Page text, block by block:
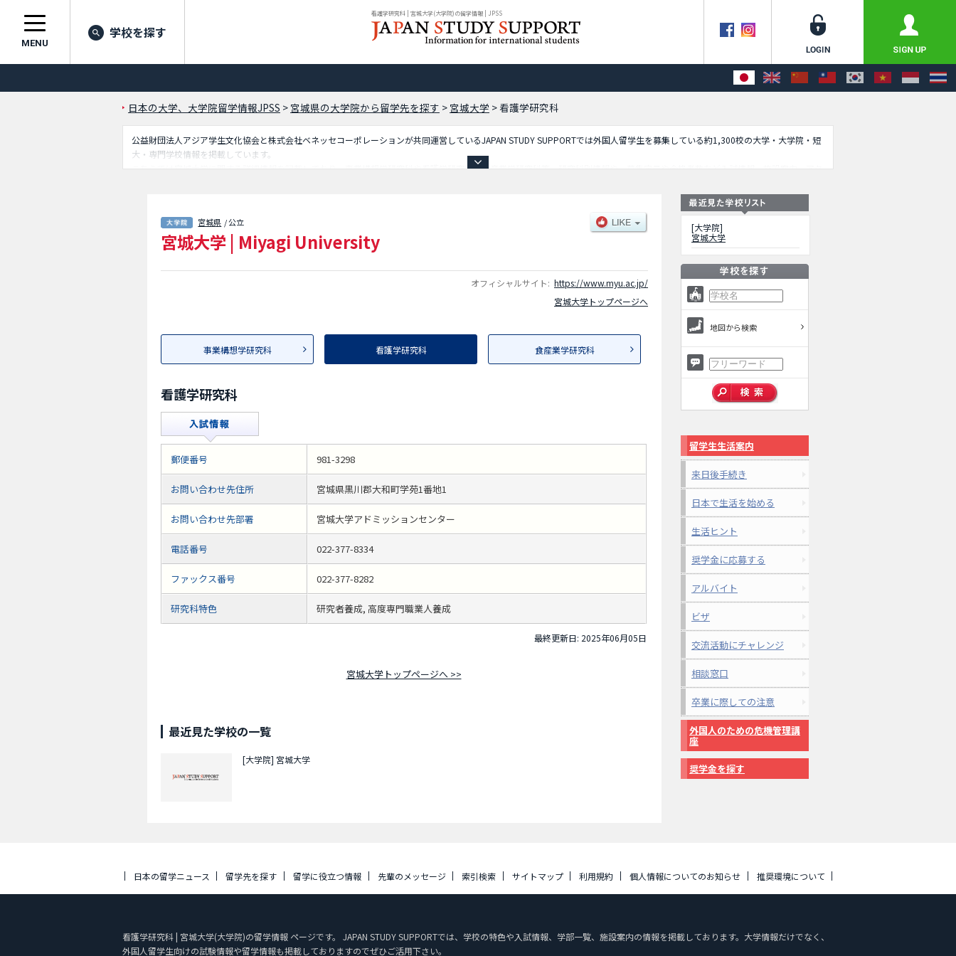
看護学研究科 | 宮城大学(大学院)の留学情報 | JPSS
MENU
学校を探す
日本の大学、大学院留学情報JPSS > 宮城県の大学院から留学先を探す > 宮城大学 >看護学研究科
公益財団法人アジア学生文化協会と株式会社ベネッセコーポレーションが共同運営しているJAPAN STUDY SUPPORTでは外国人留学生を募集している約1,300校の大学・大学院・短
大・専門学校情報を掲載しています。
こちらでは宮城大学に関する詳細情報を記載しており、事業構想学研究科や看護学研究科や食産業学研究科等、研究科別情報や、募集定員や合格者数など入試情報、施設案内、アク
宮城県 / 公立
宮城大学 | Miyagi University
オフィシャルサイト: https://www.myu.ac.jp/
宮城大学トップページへ
事業構想学研究科 看護学研究科 食産業学研究科
看護学研究科
郵便番号 981-3298
お問い合わせ先住所 宮城県黒川郡大和町学苑1番地1
お問い合わせ先部署 宮城大学アドミッションセンター
電話番号 022-377-8334
ファックス番号 022-377-8282
研究科特色 研究者養成, 高度専門職業人養成
最終更新日: 2025年06月05日
宮城大学トップページへ >>
最近見た学校の一覧
[大学院] 宮城大学
[大学院]
宮城大学
地図から検索
留学生生活案内
来日後手続き
日本で生活を始める
生活ヒント
奨学金に応募する
アルバイト
ビザ
交流活動にチャレンジ
相談窓口
卒業に際しての注意
外国人のための危機管理講
座
奨学金を探す
日本の留学ニュース 留学先を探す 留学に役立つ情報 先輩のメッセージ 索引検索 サイトマップ 利用規約 個人情報についてのお知らせ 推奨環境について
看護学研究科 | 宮城大学(大学院)の留学情報 ページです。 JAPAN STUDY SUPPORTでは、学校の特色や入試情報、学部一覧、施設案内の情報を掲載しております。大学情報だけでなく、
外国人留学生向けの試験情報や留学情報も掲載しておりますのでぜひご活用下さい。